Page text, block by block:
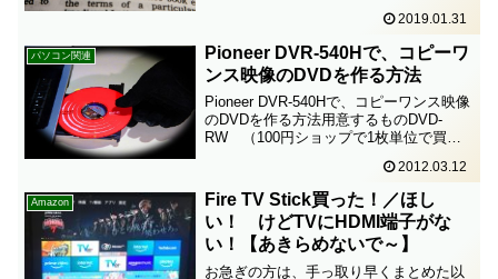
らない！ということで、今後のために記
録しておきたい。手続きはJust MyShop
でJ...
2019.01.31
パソコン関連
Pioneer DVR-540Hで、コピーワ
ンス映像のDVDを作る方法
Pioneer DVR-540Hで、コピーワンス映像
のDVDを作る方法用意するものDVD-
RW （100円ショップで1枚単位で買え
ンの「ホームメニュー」＞画面「ダビン
グ」画面2. 画面「HDD→...
2012.03.12
Amazon
Fire TV Stick買った！／ほし
い！ けどTVにHDMI端子がな
い！【あきらめないで～】
お急ぎの方は、手っ取り早くまとめた以